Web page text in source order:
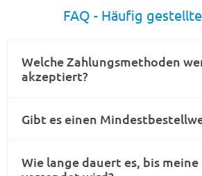
FAQ - Häufig
Welche Zahlungsmethoden
akzeptiert?
Gibt es einen
Wie lange dauert es, bis